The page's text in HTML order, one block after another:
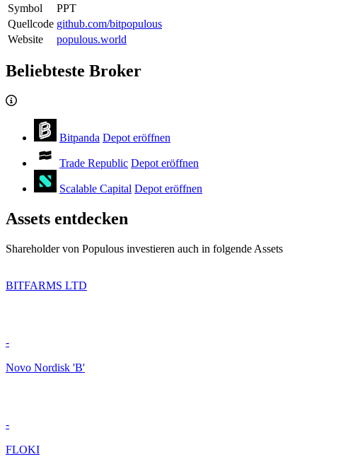
Symbol
PPT
Quellcode github.com/bitpopulous
Website
populous.world
Beliebteste Broker
Bitpanda Depot eröffnen
Trade Republic Depot eröffnen
Scalable Capital Depot eröffnen
Assets entdecken
Shareholder von Populous investieren auch in folgende Assets
BITFARMS LTD
-
Novo Nordisk 'B'
-
FLOKI